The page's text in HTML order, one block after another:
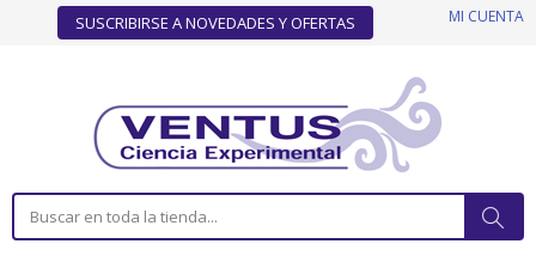
SUSCRIBIRSE A NOVEDADES Y OFERTAS MI CUENTA